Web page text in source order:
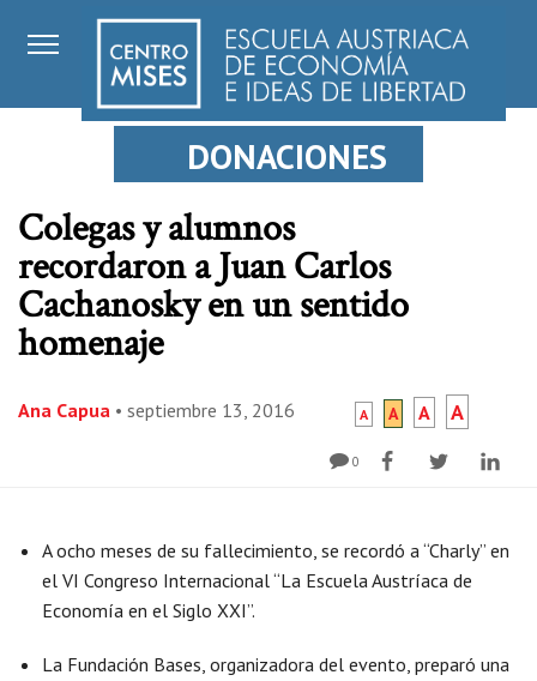
DONACIONES
Colegas y alumnos
recordaron a Juan Carlos
Cachanosky en un sentido
homenaje
Ana Capua • septiembre 13, 2016 A A A A
0
A ocho meses de su fallecimiento, se recordó a “Charly” en
el VI Congreso Internacional “La Escuela Austríaca de
Economía en el Siglo XXI”.
La Fundación Bases, organizadora del evento, preparó una